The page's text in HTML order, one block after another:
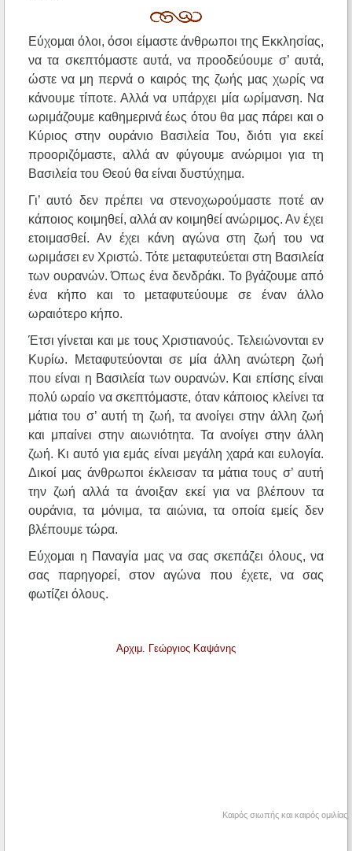
Εύχομαι όλοι, όσοι είμαστε άνθρωποι της Εκκλησίας,
να τα σκεπτόμαστε αυτά, να προοδεύουμε σ’ αυτά,
ώστε να μη περνά ο καιρός της ζωής μας χωρίς να
κάνουμε τίποτε. Αλλά να υπάρχει μία ωρίμανση. Να
ωριμάζουμε καθημερινά έως ότου θα μας πάρει και ο
Κύριος στην ουράνιο Βασιλεία Του, διότι για εκεί
προοριζόμαστε, αλλά αν φύγουμε ανώριμοι για τη
Βασιλεία του Θεού θα είναι δυστύχημα.
Γι’ αυτό δεν πρέπει να στενοχωρούμαστε ποτέ αν
κάποιος κοιμηθεί, αλλά αν κοιμηθεί ανώριμος. Αν έχει
ετοιμασθεί. Αν έχει κάνη αγώνα στη ζωή του να
ωριμάσει εν Χριστώ. Τότε μεταφυτεύεται στη Βασιλεία
των ουρανών. Όπως ένα δενδράκι. Το βγάζουμε από
ένα κήπο και το μεταφυτεύουμε σε έναν άλλο
ωραιότερο κήπο.
Έτσι γίνεται και με τους Χριστιανούς. Τελειώνονται εν
Κυρίω. Μεταφυτεύονται σε μία άλλη ανώτερη ζωή
που είναι η Βασιλεία των ουρανών. Και επίσης είναι
πολύ ωραίο να σκεπτόμαστε, όταν κάποιος κλείνει τα
μάτια του σ’ αυτή τη ζωή, τα ανοίγει στην άλλη ζωή
και μπαίνει στην αιωνιότητα. Τα ανοίγει στην άλλη
ζωή. Κι αυτό για εμάς είναι μεγάλη χαρά και ευλογία.
Δικοί μας άνθρωποι έκλεισαν τα μάτια τους σ’ αυτή
την ζωή αλλά τα άνοιξαν εκεί για να βλέπουν τα
ουράνια, τα μόνιμα, τα αιώνια, τα οποία εμείς δεν
βλέπουμε τώρα.
Εύχομαι η Παναγία μας να σας σκεπάζει όλους, να
σας παρηγορεί, στον αγώνα που έχετε, να σας
φωτίζει όλους.
Αρχιμ. Γεώργιος Καψάνης
Καιρός σιωπής και καιρός ομιλίας